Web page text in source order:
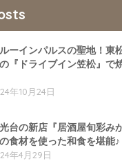
ーインパルスの聖地！東
『ドライブイン笠松』で
年10月24日
台の新店『居酒屋旬彩み
食材を使った和食を堪能♪
年4月29日